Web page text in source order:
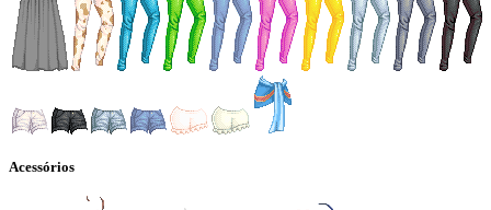
Acessórios